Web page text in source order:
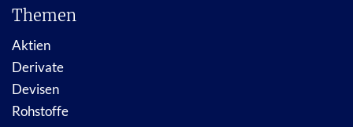
Themen
Aktien
Derivate
Devisen
Rohstoffe